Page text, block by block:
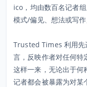
ico，均由数百名记者
模式/偏见、想法或写作
Trusted Times 利用先
言，反映作者对任何特
这样一来，无论出于何
记者都会被暴露为对某